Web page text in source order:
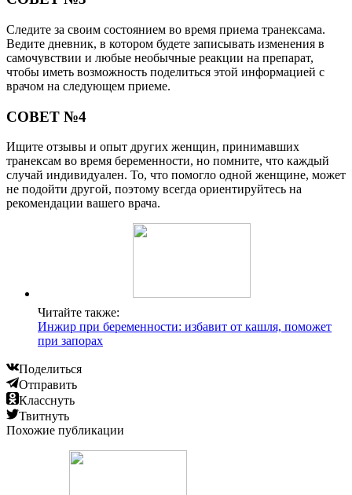
Следите за своим состоянием во время приема транексама.
Ведите дневник, в котором будете записывать изменения в
самочувствии и любые необычные реакции на препарат,
чтобы иметь возможность поделиться этой информацией с
врачом на следующем приеме.
СОВЕТ №4
Ищите отзывы и опыт других женщин, принимавших
транексам во время беременности, но помните, что каждый
случай индивидуален. То, что помогло одной женщине, может
не подойти другой, поэтому всегда ориентируйтесь на
рекомендации вашего врача.
Читайте также:
Инжир при беременности: избавит от кашля, поможет
при запорах
Поделиться
Отправить
Класснуть
Твитнуть
Похожие публикации